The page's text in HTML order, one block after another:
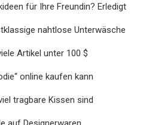
für Ihre Freundin? Erledigt
nahtlose Unterwäsche
Artikel unter 100 $
online kaufen kann
tragbare Kissen sind